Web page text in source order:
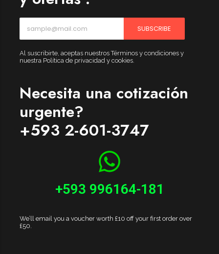
SUBSCRIBE
Al suscribirte, aceptas nuestros Términos y condiciones y
nuestra Política de privacidad y cookies.
Necesita una cotización
urgente?
+593 2-601-3747
+593 996164-181
We’ll email you a voucher worth £10 off your first order over
£50.